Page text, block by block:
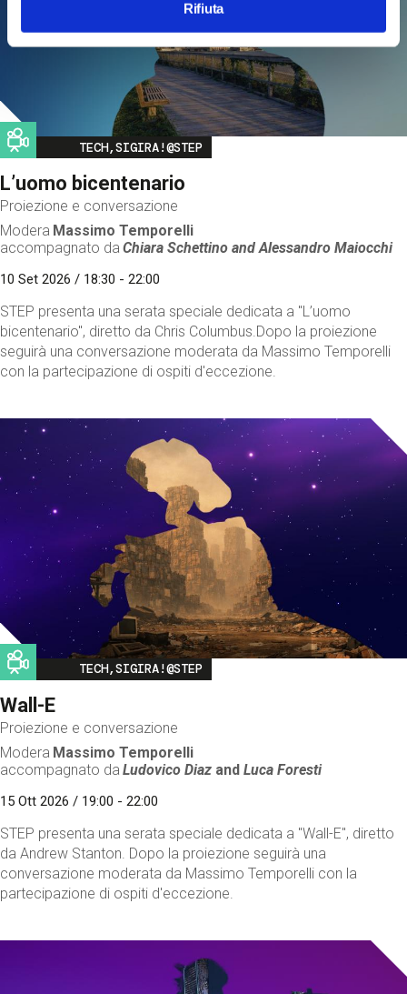
Rifiuta
Image
TECH,SIGIRA!@STEP
L’uomo bicentenario
Proiezione e conversazione
Modera Massimo Temporelli
accompagnato da Chiara Schettino andAlessandro Maiocchi
10 Set 2026 / 18:30 - 22:00
STEP presenta una serata speciale dedicata a "L’uomo
bicentenario", diretto da Chris Columbus.Dopo la proiezione
seguirà una conversazione moderata da Massimo Temporelli
con la partecipazione di ospiti d'eccezione.
Image
TECH,SIGIRA!@STEP
Wall-E
Proiezione e conversazione
Modera Massimo Temporelli
accompagnato da Ludovico Diaz andLuca Foresti
15 Ott 2026 / 19:00 - 22:00
STEP presenta una serata speciale dedicata a "Wall-E", diretto
da Andrew Stanton. Dopo la proiezione seguirà una
conversazione moderata da Massimo Temporelli con la
partecipazione di ospiti d'eccezione.